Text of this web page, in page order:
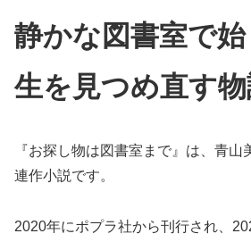
静かな図書室で
生を見つめ直す
『お探し物は図書室まで』は、青
連作小説です。
2020年にポプラ社から刊行され、